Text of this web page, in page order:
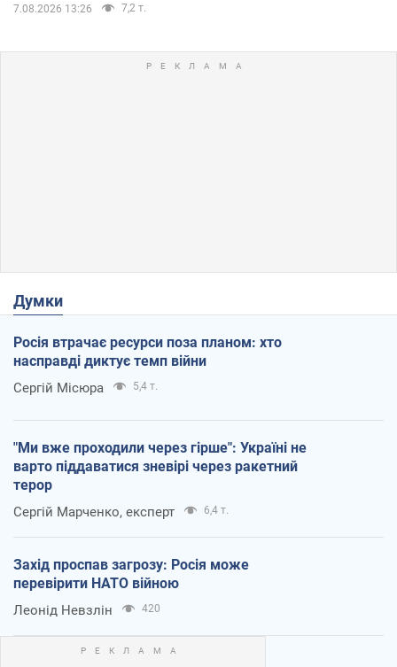
7.08.2026 13:26 7,2 т.
Думки
Росія втрачає ресурси поза планом: хто
насправді диктує темп війни
Сергій Місюра 5,4 т.
"Ми вже проходили через гірше": Україні не
варто піддаватися зневірі через ракетний
терор
Сергій Марченко, експерт 6,4 т.
Захід проспав загрозу: Росія може
перевірити НАТО війною
Леонід Невзлін 420